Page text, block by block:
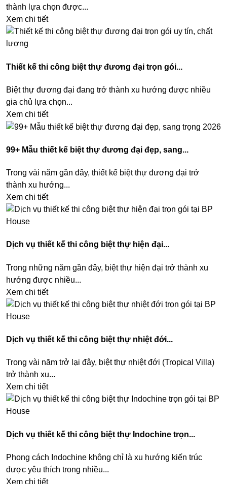
thành lựa chọn được...
Xem chi tiết
Thiết kế thi công biệt thự đương đại trọn gói...
Biệt thự đương đại đang trở thành xu hướng được nhiều
gia chủ lựa chọn...
Xem chi tiết
99+ Mẫu thiết kế biệt thự đương đại đẹp, sang...
Trong vài năm gần đây, thiết kế biệt thự đương đại trở
thành xu hướng...
Xem chi tiết
Dịch vụ thiết kế thi công biệt thự hiện đại...
Trong những năm gần đây, biệt thự hiện đại trở thành xu
hướng được nhiều...
Xem chi tiết
Dịch vụ thiết kế thi công biệt thự nhiệt đới...
Trong vài năm trở lại đây, biệt thự nhiệt đới (Tropical Villa)
trở thành xu...
Xem chi tiết
Dịch vụ thiết kế thi công biệt thự Indochine trọn...
Phong cách Indochine không chỉ là xu hướng kiến trúc
được yêu thích trong nhiều...
Xem chi tiết